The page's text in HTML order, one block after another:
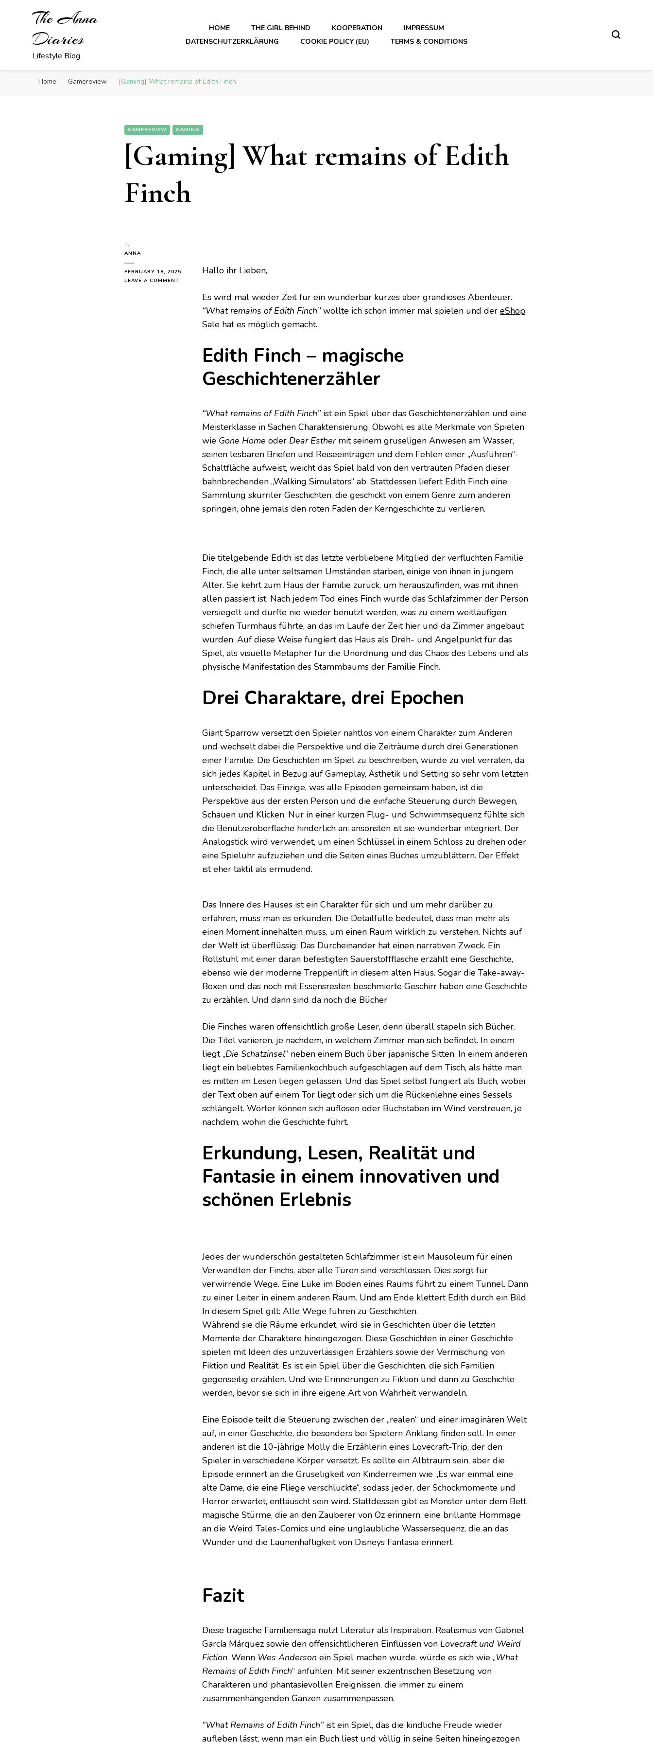
The Anna
Diaries
Lifestyle Blog
HOME THE GIRL BEHIND KOOPERATION
IMPRESSUM
DATENSCHUTZERKLÄRUNG
COOKIE POLICY (EU) TERMS & CONDITIONS
Home Gamereview [Gaming] What remains of Edith Finch
GAMEREVIEW GAMING
[Gaming] What remains of Edith
Finch
by
ANNA
FEBRUARY 18, 2025
LEAVE A COMMENT
REMAINS
Hallo ihr Lieben,
Es wird mal wieder Zeit für ein wunderbar kurzes aber grandioses Abenteuer.
“What remains of Edith Finch” wollte ich schon immer mal spielen und der eShop
Sale hat es möglich gemacht.
Edith Finch – magische
Geschichtenerzähler
“What remains of Edith Finch” ist ein Spiel über das Geschichtenerzählen und eine
Meisterklasse in Sachen Charakterisierung. Obwohl es alle Merkmale von Spielen
wie Gone Home oder Dear Esthermit seinem gruseligen Anwesen am Wasser,
seinen lesbaren Briefen und Reiseeinträgen und dem Fehlen einer „Ausführen“-
Schaltfläche aufweist, weicht das Spiel bald von den vertrauten Pfaden dieser
bahnbrechenden „Walking Simulators“ ab. Stattdessen liefert Edith Finch eine
Sammlung skurriler Geschichten, die geschickt von einem Genre zum anderen
springen, ohne jemals den roten Faden der Kerngeschichte zu verlieren.
Die titelgebende Edith ist das letzte verbliebene Mitglied der verfluchten Familie
Finch, die alle unter seltsamen Umständen starben, einige von ihnen in jungem
Alter. Sie kehrt zum Haus der Familie zurück, um herauszufinden, was mit ihnen
allen passiert ist. Nach jedem Tod eines Finch wurde das Schlafzimmer der Person
versiegelt und durfte nie wieder benutzt werden, was zu einem weitläufigen,
schiefen Turmhaus führte, an das im Laufe der Zeit hier und da Zimmer angebaut
wurden. Auf diese Weise fungiert das Haus als Dreh- und Angelpunkt für das
Spiel, als visuelle Metapher für die Unordnung und das Chaos des Lebens und als
physische Manifestation des Stammbaums der Familie Finch.
Drei Charaktare, drei Epochen
Giant Sparrow versetzt den Spieler nahtlos von einem Charakter zum Anderen
und wechselt dabei die Perspektive und die Zeiträume durch drei Generationen
einer Familie. Die Geschichten im Spiel zu beschreiben, würde zu viel verraten, da
sich jedes Kapitel in Bezug auf Gameplay, Ästhetik und Setting so sehr vom letzten
unterscheidet. Das Einzige, was alle Episoden gemeinsam haben, ist die
Perspektive aus der ersten Person und die einfache Steuerung durch Bewegen,
Schauen und Klicken. Nur in einer kurzen Flug- und Schwimmsequenz fühlte sich
die Benutzeroberfläche hinderlich an; ansonsten ist sie wunderbar integriert. Der
Analogstick wird verwendet, um einen Schlüssel in einem Schloss zu drehen oder
eine Spieluhr aufzuziehen und die Seiten eines Buches umzublättern. Der Effekt
ist eher taktil als ermüdend.
Das Innere des Hauses ist ein Charakter für sich und um mehr darüber zu
erfahren, muss man es erkunden. Die Detailfülle bedeutet, dass man mehr als
einen Moment innehalten muss, um einen Raum wirklich zu verstehen. Nichts auf
der Welt ist überflüssig: Das Durcheinander hat einen narrativen Zweck. Ein
Rollstuhl mit einer daran befestigten Sauerstoffflasche erzählt eine Geschichte,
ebenso wie der moderne Treppenlift in diesem alten Haus. Sogar die Take-away-
Boxen und das noch mit Essensresten beschmierte Geschirr haben eine Geschichte
zu erzählen. Und dann sind da noch die Bücher
Die Finches waren offensichtlich große Leser, denn überall stapeln sich Bücher.
Die Titel variieren, je nachdem, in welchem ​​Zimmer man sich befindet. In einem
liegt „Die Schatzinsel“ neben einem Buch über japanische Sitten. In einem anderen
liegt ein beliebtes Familienkochbuch aufgeschlagen auf dem Tisch, als hätte man
es mitten im Lesen liegen gelassen. Und das Spiel selbst fungiert als Buch, wobei
der Text oben auf einem Tor liegt oder sich um die Rückenlehne eines Sessels
schlängelt. Wörter können sich auflösen oder Buchstaben im Wind verstreuen, je
nachdem, wohin die Geschichte führt.
Erkundung, Lesen, Realität und
Fantasie in einem innovativen und
schönen Erlebnis
Jedes der wunderschön gestalteten Schlafzimmer ist ein Mausoleum für einen
Verwandten der Finchs, aber alle Türen sind verschlossen. Dies sorgt für
verwirrende Wege. Eine Luke im Boden eines Raums führt zu einem Tunnel. Dann
zu einer Leiter in einem anderen Raum. Und am Ende klettert Edith durch ein Bild.
In diesem Spiel gilt: Alle Wege führen zu Geschichten.
Während sie die Räume erkundet, wird sie in Geschichten über die letzten
Momente der Charaktere hineingezogen. Diese Geschichten in einer Geschichte
spielen mit Ideen des unzuverlässigen Erzählers sowie der Vermischung von
Fiktion und Realität. Es ist ein Spiel über die Geschichten, die sich Familien
gegenseitig erzählen. Und wie Erinnerungen zu Fiktion und dann zu Geschichte
werden, bevor sie sich in ihre eigene Art von Wahrheit verwandeln.
Eine Episode teilt die Steuerung zwischen der „realen“ und einer imaginären Welt
auf, in einer Geschichte, die besonders bei Spielern Anklang finden soll. In einer
anderen ist die 10-jährige Molly die Erzählerin eines Lovecraft-Trip, der den
Spieler in verschiedene Körper versetzt. Es sollte ein Albtraum sein, aber die
Episode erinnert an die Gruseligkeit von Kinderreimen wie „Es war einmal eine
alte Dame, die eine Fliege verschluckte“, sodass jeder, der Schockmomente und
Horror erwartet, enttäuscht sein wird. Stattdessen gibt es Monster unter dem Bett,
magische Stürme, die an den Zauberer von Oz erinnern, eine brillante Hommage
an die Weird Tales-Comics und eine unglaubliche Wassersequenz, die an das
Wunder und die Launenhaftigkeit von Disneys Fantasia erinnert.
Fazit
Diese tragische Familiensaga nutzt Literatur als Inspiration. Realismus von Gabriel
García Márquez sowie den offensichtlicheren Einflüssen von Lovecraft und Weird
Fiction. Wenn Wes Anderson ein Spiel machen würde, würde es sich wie „What
Remains of Edith Finch“ anfühlen. Mit seiner exzentrischen Besetzung von
Charakteren und phantasievollen Ereignissen, die immer zu einem
zusammenhängenden Ganzen zusammenpassen.
“What Remains of Edith Finch” ist ein Spiel, das die kindliche Freude wieder
aufleben lässt, wenn man ein Buch liest und völlig in seine Seiten hineingezogen